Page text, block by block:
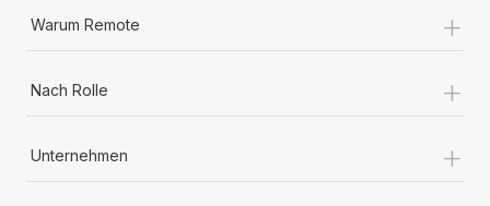
Warum Remote +
Nach Rolle +
Unternehmen
+